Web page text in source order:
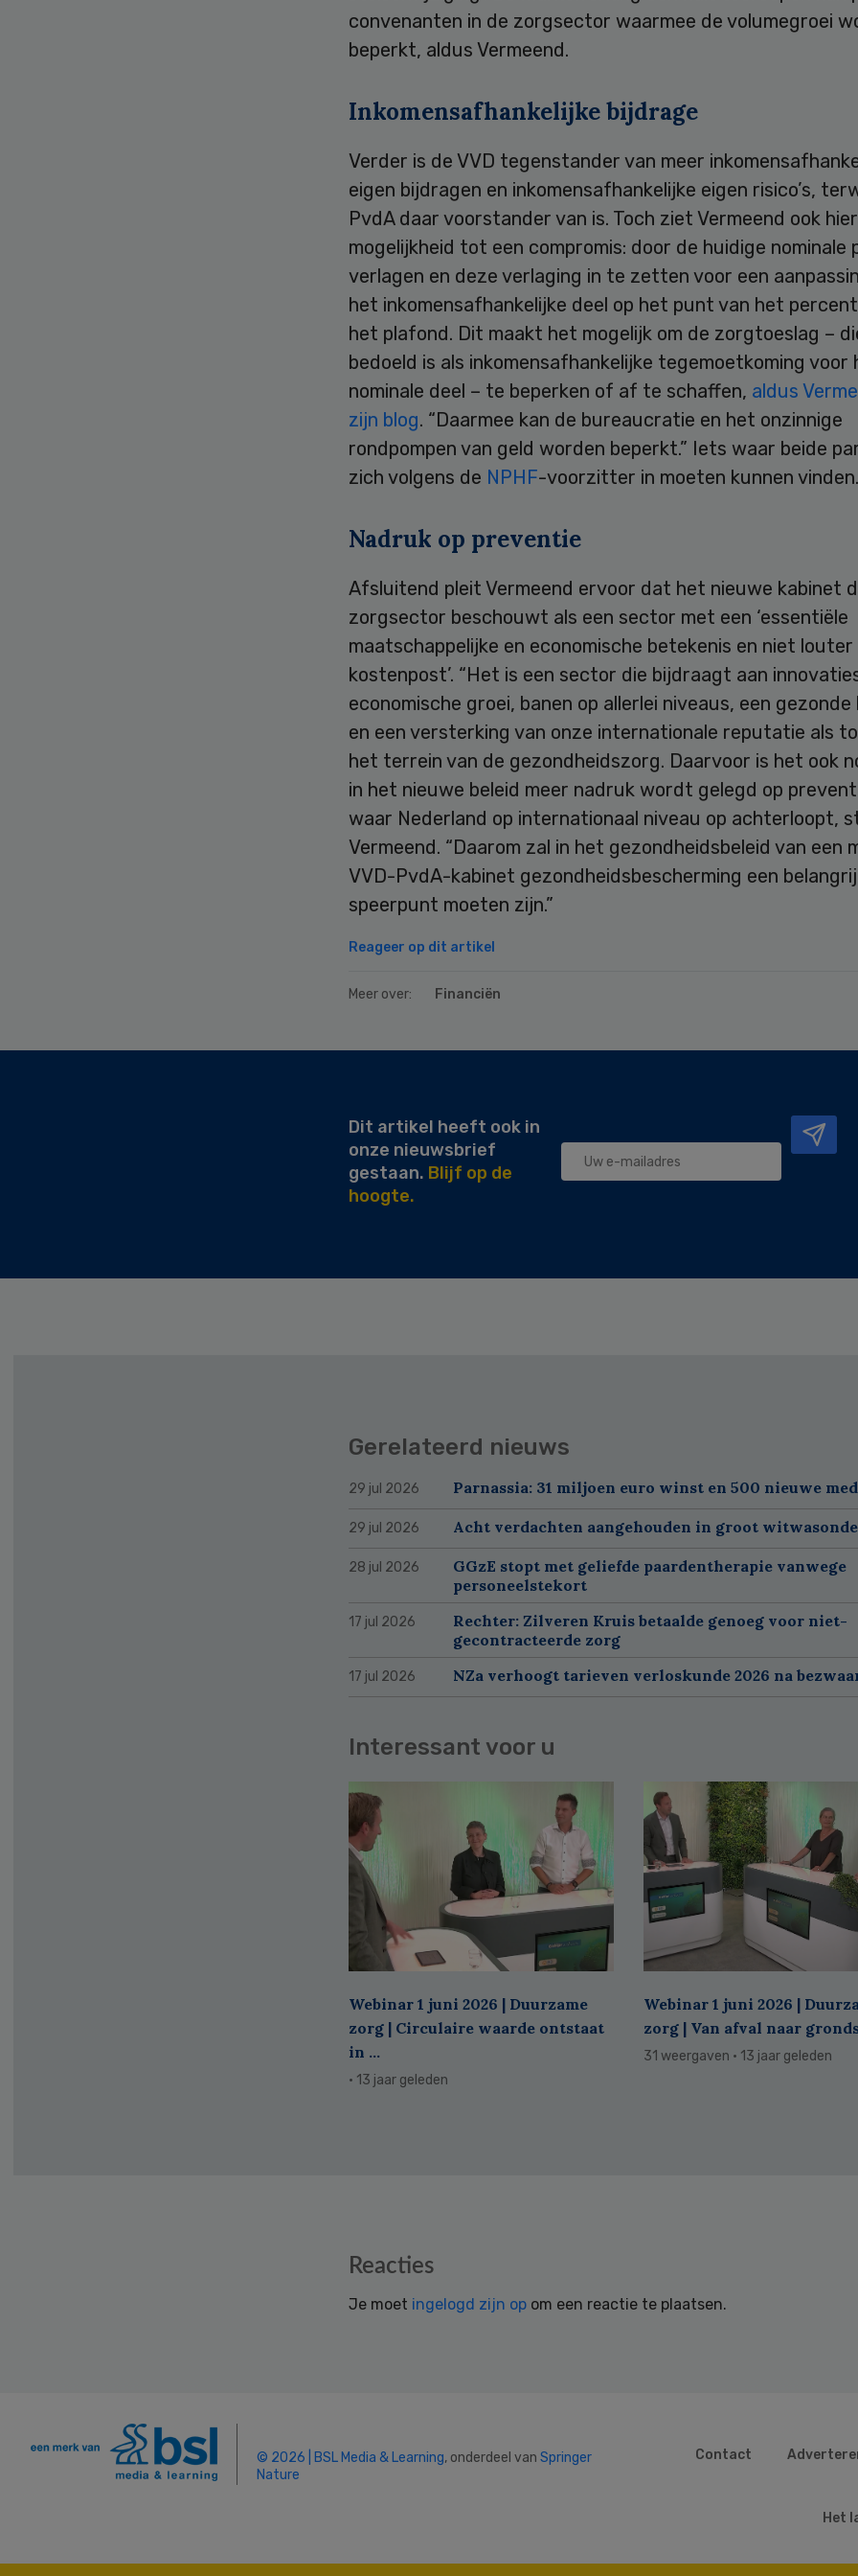
convenanten in de zorgsector waarmee de volumegroei
beperkt, aldus Vermeend.
Inkomensafhankelijke bijdrage
Verder is de VVD tegenstander van meer
eigen bijdragen en inkomensafhankelijke eigen risico’s,
PvdA daar voorstander van is. Toch ziet Vermeend ook hier
mogelijkheid tot een compromis: door de huidige nominale
verlagen en deze verlaging in te zetten voor een
het inkomensafhankelijke deel op het punt van het
het plafond. Dit maakt het mogelijk om de zorgtoeslag –
bedoeld is als inkomensafhankelijke tegemoetkoming voor
nominale deel – te beperken of af te schaffen, aldus
zijn blog. “Daarmee kan de bureaucratie en het onzinnige
rondpompen van geld worden beperkt.” Iets waar beide
zich volgens de NPHF-voorzitter in moeten kunnen vinden.
Nadruk op preventie
Afsluitend pleit Vermeend ervoor dat het nieuwe kabinet
zorgsector beschouwt als een sector met een ‘essentiële
maatschappelijke en economische betekenis en niet louter
kostenpost’. “Het is een sector die bijdraagt aan
economische groei, banen op allerlei niveaus, een gezonde
en een versterking van onze internationale reputatie als
het terrein van de gezondheidszorg. Daarvoor is het ook
in het nieuwe beleid meer nadruk wordt gelegd op
waar Nederland op internationaal niveau op achterloopt,
Vermeend. “Daarom zal in het gezondheidsbeleid van een
VVD-PvdA-kabinet gezondheidsbescherming een
speerpunt moeten zijn.”
Reageer op dit artikel
Meer over: Financiën
Dit artikel heeft ook in
onze nieuwsbrief
gestaan. Blijf op de
hoogte.
Gerelateerd nieuws
29 jul 2026 Parnassia: 31 miljoen euro winst en 500 nieuwe
29 jul 2026 Acht verdachten aangehouden in groot
28 jul 2026
GGzE stopt met geliefde paardentherapie vanwege
personeelstekort
17 jul 2026
Rechter: Zilveren Kruis betaalde genoeg voor niet-
gecontracteerde zorg
17 jul 2026 NZa verhoogt tarieven verloskunde 2026 na
Interessant voor u
Webinar 1 juni 2026 | Duurzame
zorg | Circulaire waarde ontstaat
in ...
· 13 jaar geleden
Webinar 1 juni 2026 |
zorg | Van afval naar
31 weergaven · 13 jaar geleden
Reacties
Je moet ingelogd zijn op om een reactie te plaatsen.
© 2026 | BSL Media & Learning, onderdeel van Springer
Nature
Contact
Het